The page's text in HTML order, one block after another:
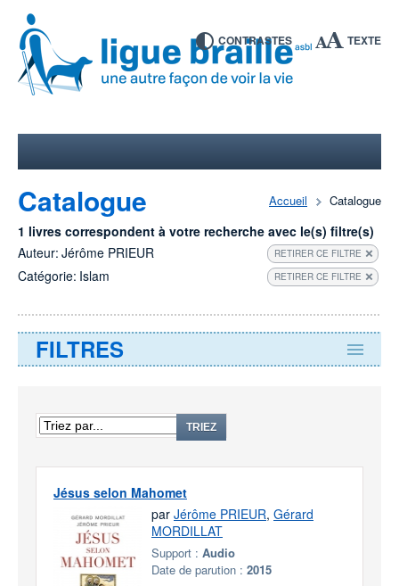
CONTRASTES TEXTE
Accueil Catalogue
Catalogue
1 livres correspondent à votre recherche avec le(s) filtre(s)
Auteur: Jérôme PRIEUR RETIRER CE FILTRE
Catégorie: Islam RETIRER CE FILTRE
FILTRES
TRIEZ
Jésus selon Mahomet
par Jérôme PRIEUR, Gérard
MORDILLAT
Support : Audio
Date de parution : 2015